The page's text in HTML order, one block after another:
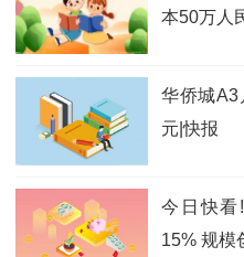
本50万人
华侨城A3
元|快报
今日快看
15% 规模